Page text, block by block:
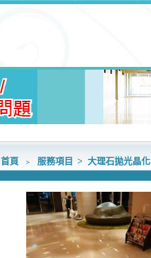
首頁 ﹥ 服務項目 > 大理石拋光晶化